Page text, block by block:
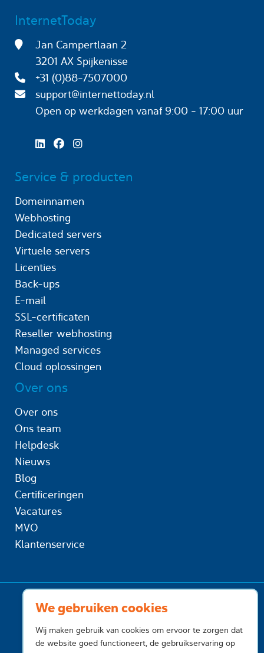
We gebruiken cookies
Wij maken gebruik van cookies om ervoor te zorgen dat
de website goed functioneert, de gebruikservaring op
InternetToday
Jan Campertlaan 2
3201 AX Spijkenisse
+31 (0)88-7507000
support@internettoday.nl
Open op werkdagen
vanaf 9:00 - 17:00 uur
Service & producten
Domeinnamen
Webhosting
Dedicated servers
Virtuele servers
Licenties
Back-ups
E-mail
SSL-certificaten
Reseller webhosting
Managed services
Cloud oplossingen
Over ons
Over ons
Ons team
Helpdesk
Nieuws
Blog
Certificeringen
Vacatures
MVO
Klantenservice